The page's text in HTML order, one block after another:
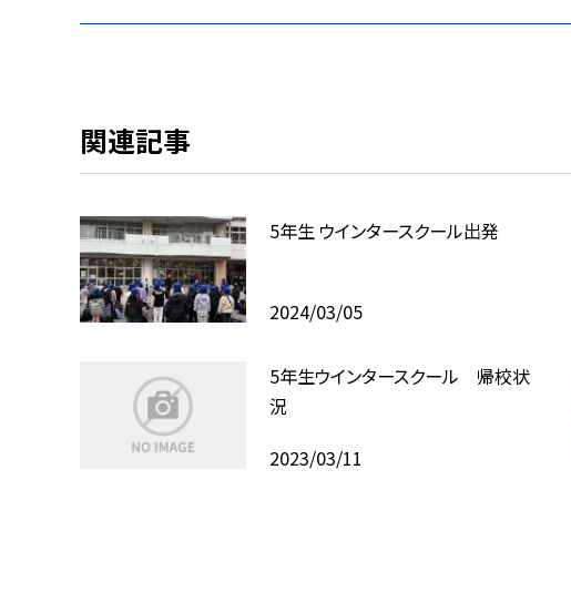
関連記事
5年生 ウインタースクール出発
2024/03/05
5年生ウインタースクール 帰校状
況
2023/03/11